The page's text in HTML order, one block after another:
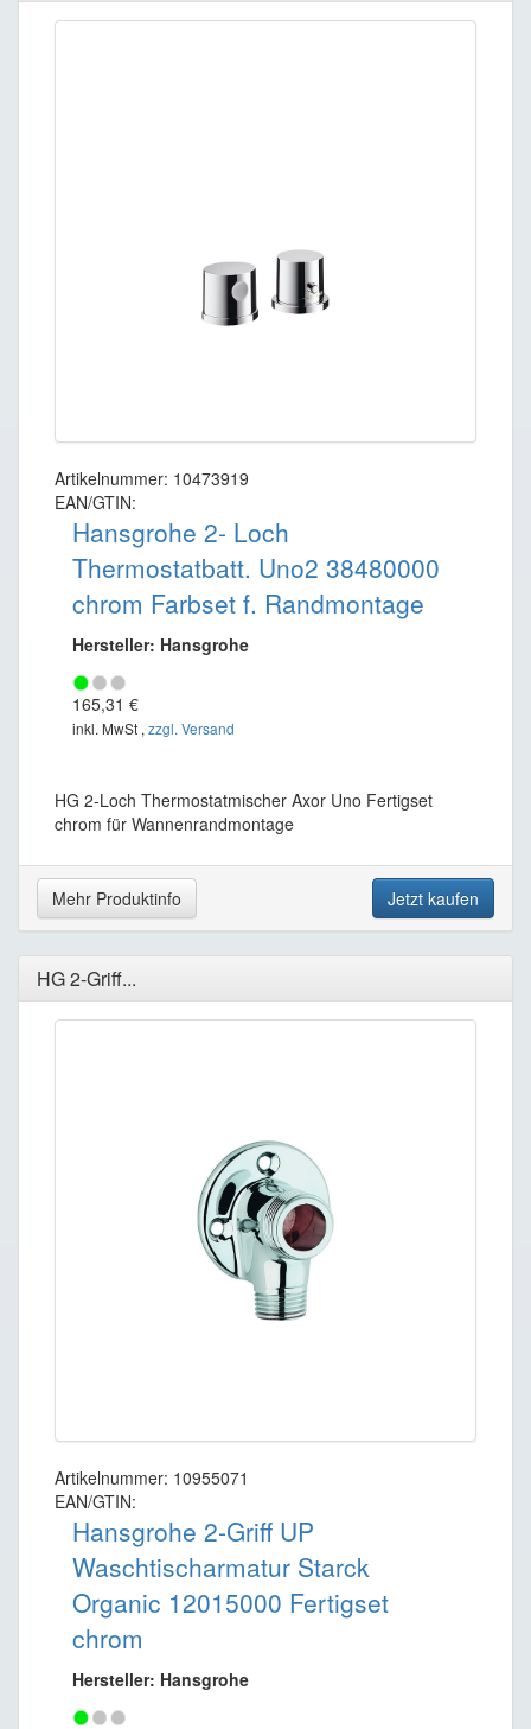
Artikelnummer: 10473919
EAN/GTIN:
Hansgrohe 2- Loch
Thermostatbatt. Uno2 38480000
chrom Farbset f. Randmontage
Hersteller: Hansgrohe
165,31 €
inkl. MwSt , zzgl. Versand
HG 2-Loch Thermostatmischer Axor Uno Fertigset
chrom für Wannenrandmontage
Mehr Produktinfo Jetzt kaufen
HG 2-Griff...
Artikelnummer: 10955071
EAN/GTIN:
Hansgrohe 2-Griff UP
Waschtischarmatur Starck
Organic 12015000 Fertigset
chrom
Hersteller: Hansgrohe